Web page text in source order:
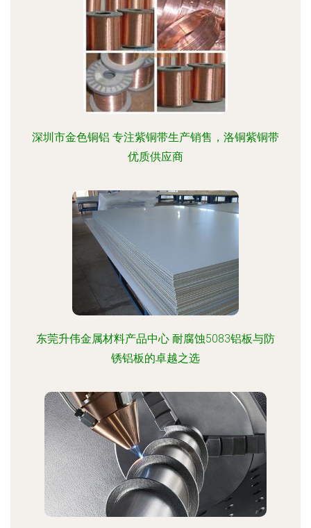
深圳市金色铜铝 专注紫铜带生产销售，洛铜紫铜带
优质供应商
东莞升伟金属材料产品中心 耐腐蚀5083铝板与防
锈铝板的卓越之选